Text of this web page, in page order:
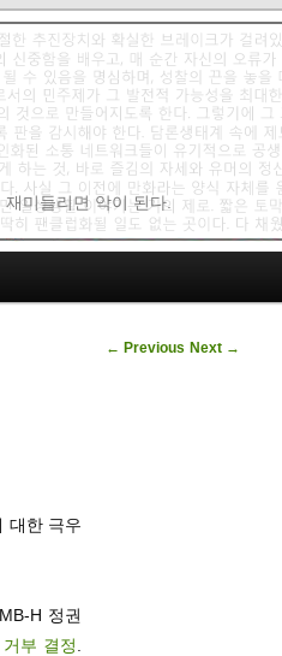
미들리면 악이 된다.
Post navigation
← Previous Next →
대한 극우
H 정권
부 결정